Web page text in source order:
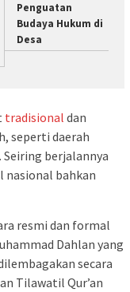
Penguatan
Budaya Hukum di
Desa
tradisional dan
seperti daerah
berjalannya
nasional bahkan
resmi dan formal
Dahlan yang
secara
Tilawatil Qur’an